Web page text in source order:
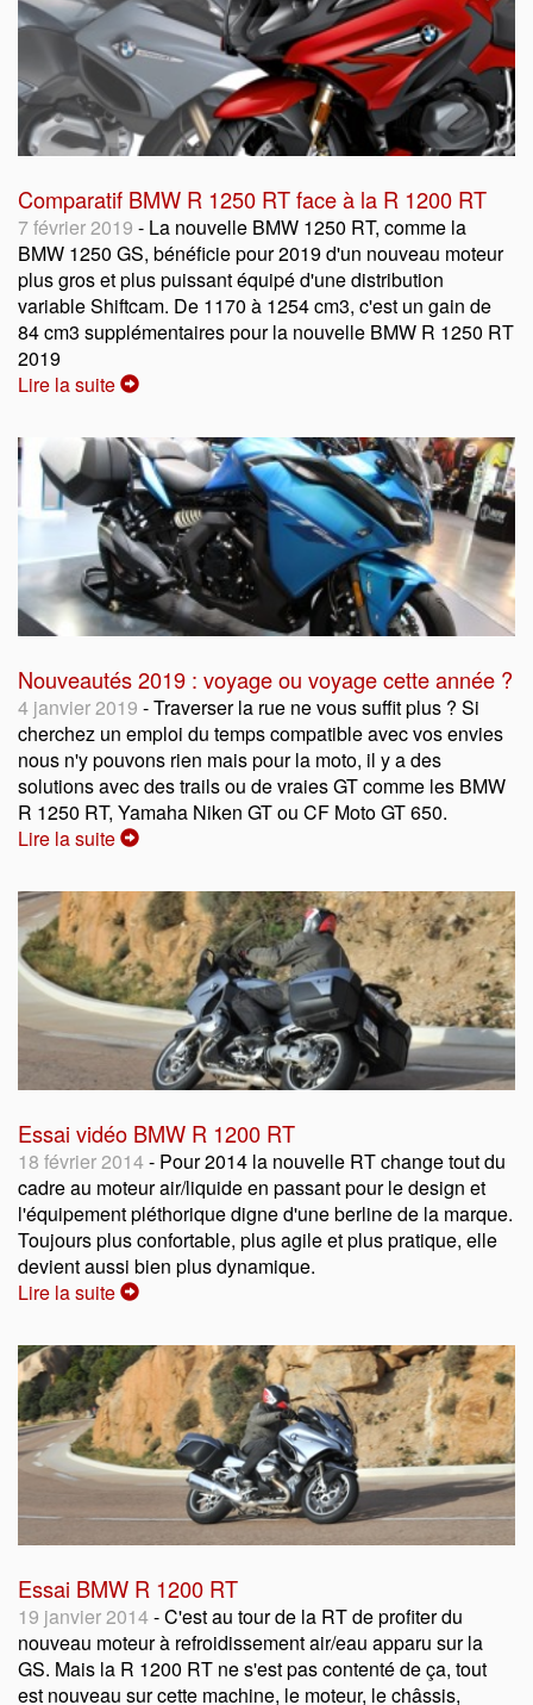
Comparatif BMW R 1250 RT face à la R 1200 RT
7 février 2019 - La nouvelle BMW 1250 RT, comme la
BMW 1250 GS, bénéficie pour 2019 d'un nouveau moteur
plus gros et plus puissant équipé d'une distribution
variable Shiftcam. De 1170 à 1254 cm3, c'est un gain de
84 cm3 supplémentaires pour la nouvelle BMW R 1250 RT
2019
Lire la suite
Nouveautés 2019 : voyage ou voyage cette année ?
4 janvier 2019 - Traverser la rue ne vous suffit plus ? Si
cherchez un emploi du temps compatible avec vos envies
nous n'y pouvons rien mais pour la moto, il y a des
solutions avec des trails ou de vraies GT comme les BMW
R 1250 RT, Yamaha Niken GT ou CF Moto GT 650.
Lire la suite
Essai vidéo BMW R 1200 RT
18 février 2014- Pour 2014 la nouvelle RT change tout du
cadre au moteur air/liquide en passant pour le design et
l'équipement pléthorique digne d'une berline de la marque.
Toujours plus confortable, plus agile et plus pratique, elle
devient aussi bien plus dynamique.
Lire la suite
Essai BMW R 1200 RT
19 janvier 2014- C'est au tour de la RT de profiter du
nouveau moteur à refroidissement air/eau apparu sur la
GS. Mais la R 1200 RT ne s'est pas contenté de ça, tout
est nouveau sur cette machine, le moteur, le châssis,